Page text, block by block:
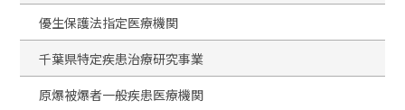
優生保護法指定医療機関
千葉県特定疾患治療研究事業
原爆被爆者一般疾患医療機関